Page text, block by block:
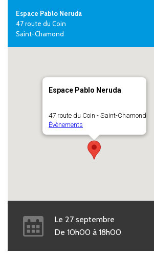
Espace Pablo Neruda
47 route du Coin
Saint-Chamond
Espace Pablo Neruda
47 route du Coin - Saint-Chamond
Évènements
Le 27 septembre
De 10h00 à 18h00